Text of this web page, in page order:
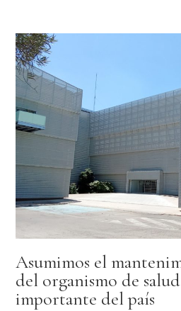
Asumimos el
del organismo de
importante del país